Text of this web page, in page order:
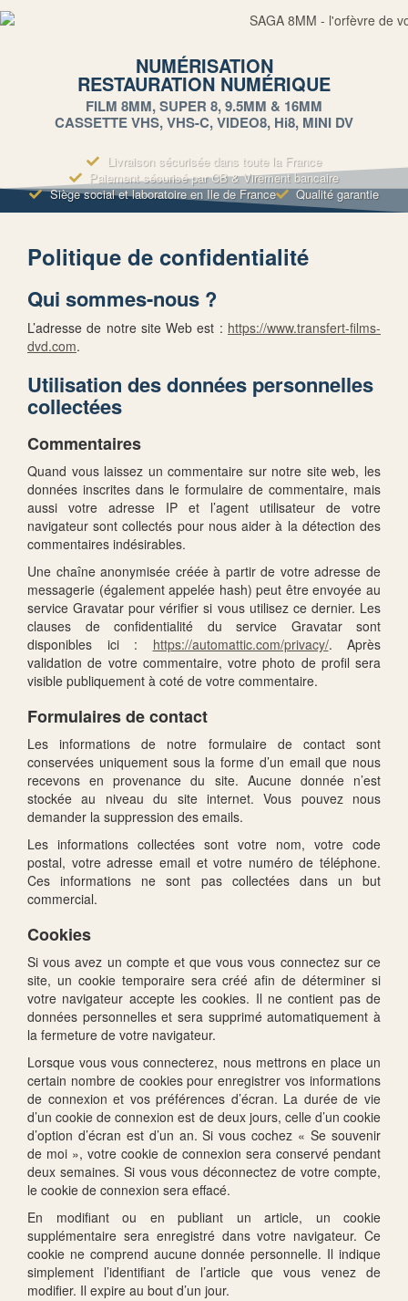
NUMÉRISATION
RESTAURATION NUMÉRIQUE
FILM 8MM, SUPER 8, 9.5MM & 16MM
CASSETTE VHS, VHS-C, VIDEO8, Hi8, MINI DV
Livraison sécurisée dans toute la France
Paiement sécurisé par CB & Virement bancaire
Siège social et laboratoire en Ile de France
Qualité garantie
Politique de confidentialité
Qui sommes-nous ?
L’adresse de notre site Web est : https://www.transfert-films-
dvd.com.
Utilisation des données personnelles
collectées
Commentaires
Quand vous laissez un commentaire sur notre site web, les
données inscrites dans le formulaire de commentaire, mais
aussi votre adresse IP et l’agent utilisateur de votre
navigateur sont collectés pour nous aider à la détection des
commentaires indésirables.
Une chaîne anonymisée créée à partir de votre adresse de
messagerie (également appelée hash) peut être envoyée au
service Gravatar pour vérifier si vous utilisez ce dernier. Les
clauses de confidentialité du service Gravatar sont
disponibles ici : https://automattic.com/privacy/. Après
validation de votre commentaire, votre photo de profil sera
visible publiquement à coté de votre commentaire.
Formulaires de contact
Les informations de notre formulaire de contact sont
conservées uniquement sous la forme d’un email que nous
recevons en provenance du site. Aucune donnée n’est
stockée au niveau du site internet. Vous pouvez nous
demander la suppression des emails.
Les informations collectées sont votre nom, votre code
postal, votre adresse email et votre numéro de téléphone.
Ces informations ne sont pas collectées dans un but
commercial.
Cookies
Si vous avez un compte et que vous vous connectez sur ce
site, un cookie temporaire sera créé afin de déterminer si
votre navigateur accepte les cookies. Il ne contient pas de
données personnelles et sera supprimé automatiquement à
la fermeture de votre navigateur.
Lorsque vous vous connecterez, nous mettrons en place un
certain nombre de cookies pour enregistrer vos informations
de connexion et vos préférences d’écran. La durée de vie
d’un cookie de connexion est de deux jours, celle d’un cookie
d’option d’écran est d’un an. Si vous cochez « Se souvenir
de moi », votre cookie de connexion sera conservé pendant
deux semaines. Si vous vous déconnectez de votre compte,
le cookie de connexion sera effacé.
En modifiant ou en publiant un article, un cookie
supplémentaire sera enregistré dans votre navigateur. Ce
cookie ne comprend aucune donnée personnelle. Il indique
simplement l’identifiant de l’article que vous venez de
modifier. Il expire au bout d’un jour.